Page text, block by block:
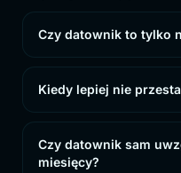
Czy datownik to tylko
Kiedy lepiej nie
Czy datownik sam
miesięcy?